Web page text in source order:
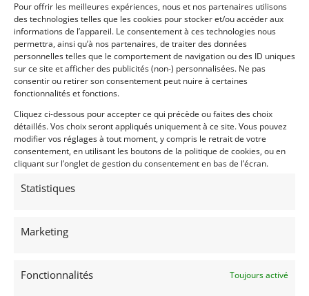
Pour offrir les meilleures expériences, nous et nos partenaires utilisons
des technologies telles que les cookies pour stocker et/ou accéder aux
informations de l’appareil. Le consentement à ces technologies nous
permettra, ainsi qu’à nos partenaires, de traiter des données
personnelles telles que le comportement de navigation ou des ID uniques
sur ce site et afficher des publicités (non-) personnalisées. Ne pas
consentir ou retirer son consentement peut nuire à certaines
fonctionnalités et fonctions.
Cliquez ci-dessous pour accepter ce qui précède ou faites des choix
détaillés. Vos choix seront appliqués uniquement à ce site. Vous pouvez
modifier vos réglages à tout moment, y compris le retrait de votre
consentement, en utilisant les boutons de la politique de cookies, ou en
cliquant sur l’onglet de gestion du consentement en bas de l’écran.
Statistiques
Marketing
Fonctionnalités Toujours activé